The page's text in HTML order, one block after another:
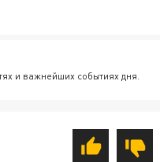
и важнейших событиях дня.